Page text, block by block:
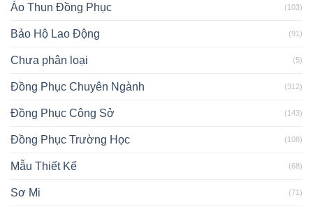
Áo Thun Đồng Phục (103)
Bảo Hộ Lao Động (91)
Chưa phân loại (5)
Đồng Phục Chuyên Ngành (312)
Đồng Phục Công Sở (143)
Đồng Phục Trường Học (108)
Mẫu Thiết Kế (68)
Sơ Mi (71)